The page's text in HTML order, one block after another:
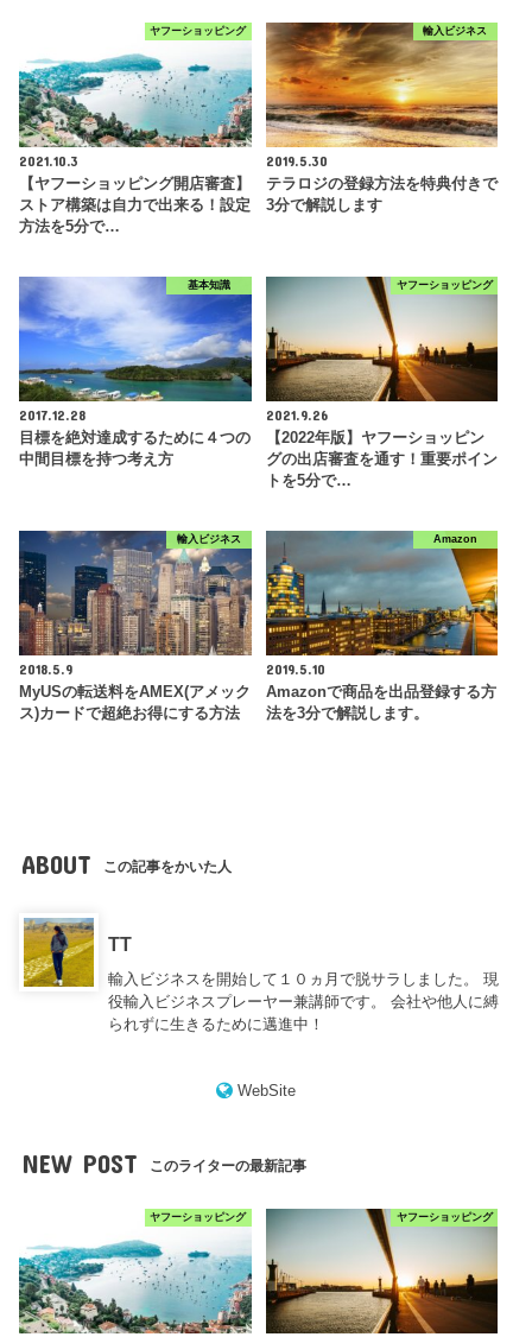
ヤフーショッピング
2021.10.3
【ヤフーショッピング開店審査】
ストア構築は自力で出来る！設定
方法を5分で…
輸入ビジネス
2019.5.30
テラロジの登録方法を特典付きで
3分で解説します
基本知識
2017.12.28
目標を絶対達成するために４つの
中間目標を持つ考え方
ヤフーショッピング
2021.9.26
【2022年版】ヤフーショッピン
グの出店審査を通す！重要ポイン
トを5分で…
輸入ビジネス
2018.5.9
MyUSの転送料をAMEX(アメック
ス)カードで超絶お得にする方法
Amazon
2019.5.10
Amazonで商品を出品登録する方
法を3分で解説します。
ABOUT この記事をかいた人
TT
輸入ビジネスを開始して１０ヵ月で脱サラしました。 現
役輸入ビジネスプレーヤー兼講師です。 会社や他人に縛
られずに生きるために邁進中！
WebSite
NEW POST このライターの最新記事
ヤフーショッピング ヤフーショッピング